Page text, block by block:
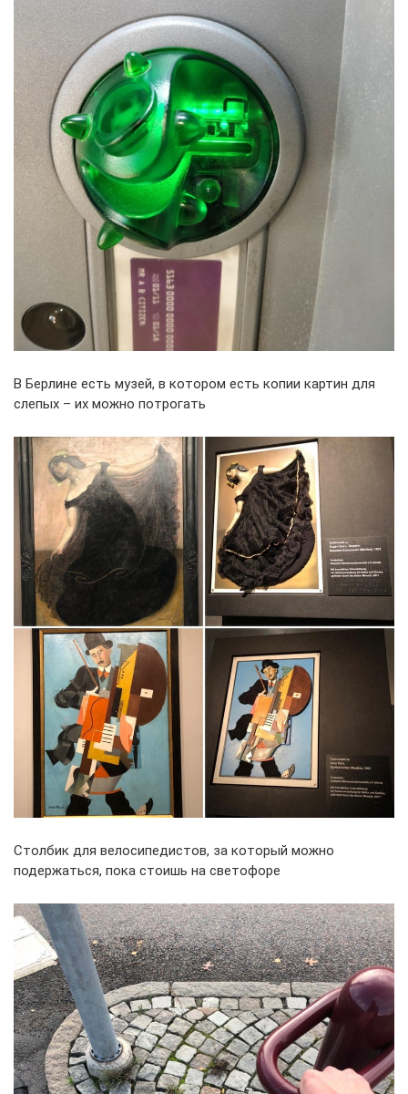
В Берлине есть музей, в котором есть копии картин для
слепых – их можно потрогать
Столбик для велосипедистов, за который можно
подержаться, пока стоишь на светофоре